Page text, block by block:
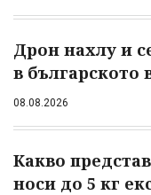
Дрон нахлу и
в българското
08.08.2026
Какво
носи до 5 кг